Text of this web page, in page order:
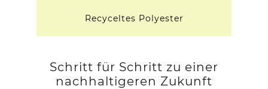
Recyceltes Polyester
Schritt für Schritt zu einer
nachhaltigeren Zukunft